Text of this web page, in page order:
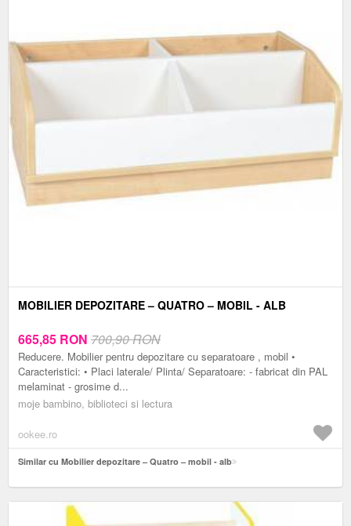
MOBILIER DEPOZITARE – QUATRO – MOBIL - ALB
665,85 RON 700,90 RON
Reducere. Mobilier pentru depozitare cu separatoare , mobil •
Caracteristici: • Placi laterale/ Plinta/ Separatoare: - fabricat din PAL
melaminat - grosime d...
moje bambino, biblioteci si lectura
ookee.ro
Similar cu Mobilier depozitare – Quatro – mobil - alb